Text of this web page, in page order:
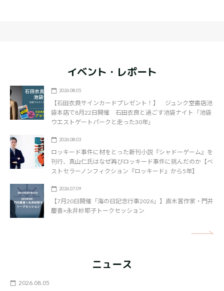
イベント・レポート
2026.08.05
【石田衣良サインカードプレゼント！】 ジュンク堂書店池
袋本店で8月22日開催 石田衣良と過ごす池袋ナイト「池袋
ウエストゲートパークと走った30年」
2026.08.03
ロッキード事件に材をとった新刊小説『シャドーゲーム』を
刊行、真山仁氏はなぜ再びロッキード事件に挑んだのか【ベ
ストセラーノンフィクション『ロッキード』から5年】
2026.07.09
【7月20日開催「海の日記念行事2026」】直木賞作家・門井
慶喜×永井紗耶子トークセッション
ニュース
2026.08.05